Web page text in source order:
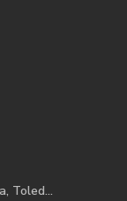
Toled...